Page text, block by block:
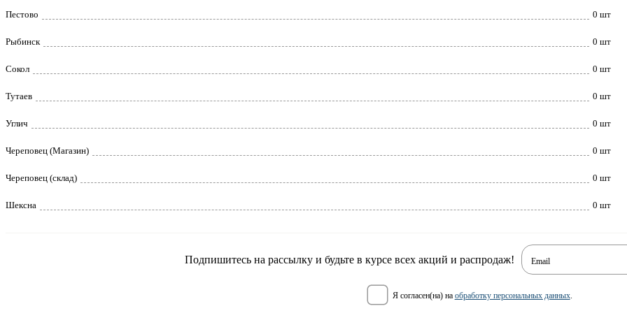
Пестово 0 шт
Рыбинск 0 шт
Сокол 0 шт
Тутаев 0 шт
Углич 0 шт
Череповец (Магазин) 0 шт
Череповец (склад) 0 шт
Шексна 0 шт
Подпишитесь на рассылку и будьте в курсе всех акций и распродаж! Email
я согласен(на) на обработку персональных данных.